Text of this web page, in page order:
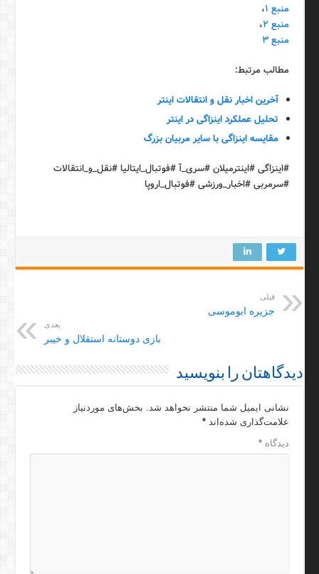
منبع ۱ ،
منبع ۲
،
منبع ۳
مطالب مرتبط:
آخرین اخبار نقل و انتقالات اینتر
تحلیل عملکرد اینزاگی در اینتر
مقایسه اینزاگی با سایر مربیان بزرگ
#اینزاگی #اینترمیلان #سری_آ #فوتبال_ایتالیا #نقل_و_انتقالات
#سرمربی #اخبار_ورزشی #فوتبال_اروپا
قبلی
جزیره ابوموسی
بعدی
بازی دوستانه استقلال و خیبر
دیدگاهتان را بنویسید
نشانی ایمیل شما منتشر نخواهد شد.
بخش‌های موردنیاز
علامت‌گذاری شده‌اند*
دیدگاه*